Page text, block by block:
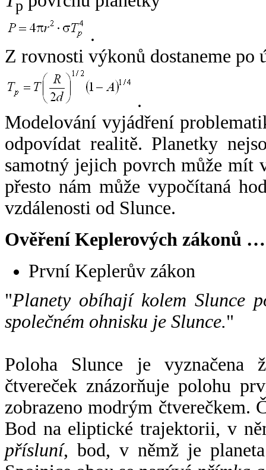
p
.
Z rovnosti výkonů dostaneme po
.
Modelování vyjádření
odpovídat realitě. Planetky
samotný jejich povrch může mít
přesto nám může vypočítaná
vzdálenosti od Slunce.
Ověření Keplerových zákonů …
První Keplerův zákon
"Planety obíhají kolem Slunce
společném ohnisku je Slunce."
Poloha Slunce je vyznačena
čtvereček znázorňuje polohu
zobrazeno modrým čtverečkem.
Bod na eliptické trajektorii, v
přísluní, bod, v němž je